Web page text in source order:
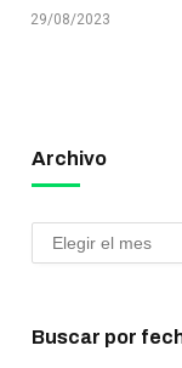
29/08/2023
Archivo
Buscar por